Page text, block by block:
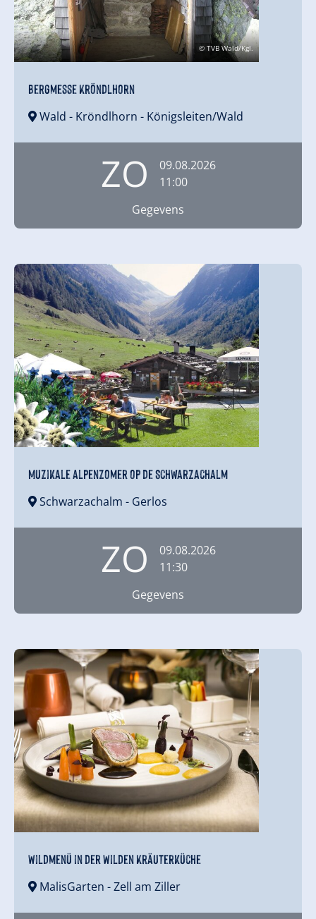
© TVB Wald/Kgl.
Bergmesse Kröndlhorn
Wald - Kröndlhorn - Königsleiten/Wald
ZO
09.08.2026
11:00
Gegevens
Muzikale alpenzomer op de Schwarzachalm
Schwarzachalm - Gerlos
ZO
09.08.2026
11:30
Gegevens
Wildmenü in der Wilden Kräuterküche
MalisGarten - Zell am Ziller